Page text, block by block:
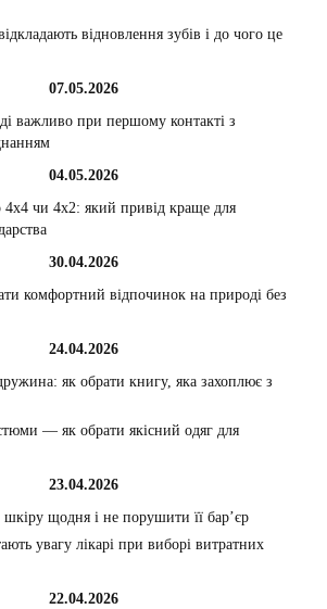
відновлення зубів і до чого це
07.05.2026
важливо при першому контакті з
04.05.2026
4х4 чи 4х2: який привід краще для
30.04.2026
комфортний відпочинок на природі без
24.04.2026
як обрати книгу, яка захоплює з
— як обрати якісний одяг для
23.04.2026
щодня і не порушити її бар’єр
увагу лікарі при виборі витратних
22.04.2026